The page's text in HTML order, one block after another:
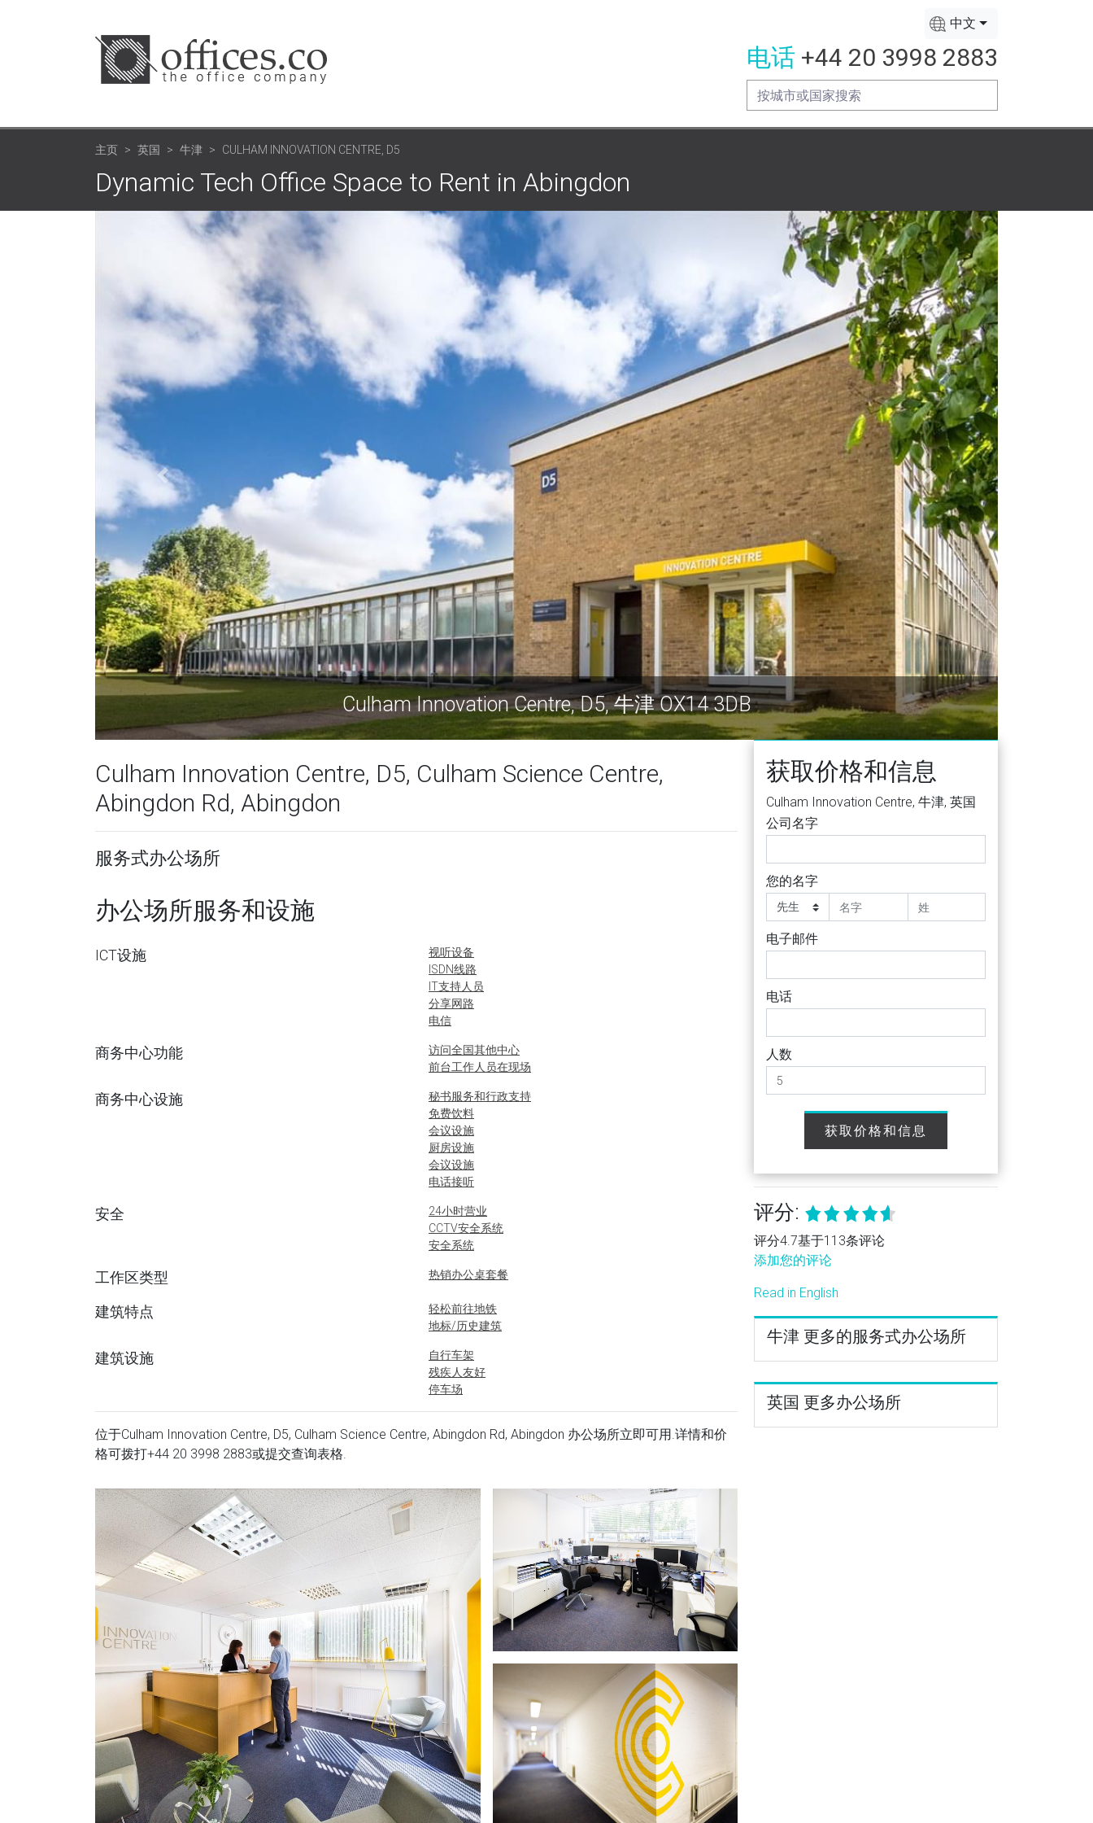
中文
电话 +44 20 3998 2883
主页 英国 牛津 CULHAM INNOVATION CENTRE, D5
Dynamic Tech Office Space to Rent in Abingdon
Culham Innovation Centre, D5, 牛津 OX14 3DB
Culham Innovation Centre, D5, Culham Science Centre,
Abingdon Rd, Abingdon
服务式办公场所
办公场所服务和设施
ICT设施
视听设备
ISDN线路
IT支持人员
分享网路
电信
商务中心功能
访问全国其他中心
前台工作人员在现场
商务中心设施
秘书服务和行政支持
免费饮料
会议设施
厨房设施
会议设施
电话接听
安全
24小时营业
CCTV安全系统
安全系统
工作区类型 热销办公桌套餐
建筑特点
轻松前往地铁
地标/历史建筑
建筑设施
自行车架
残疾人友好
停车场
位于Culham Innovation Centre, D5, Culham Science Centre, Abingdon Rd, Abingdon 办公场所立即可用.详情和价
格可拨打+44 20 3998 2883或提交查询表格.
获取价格和信息
Culham Innovation Centre, 牛津, 英国
公司名字
您的名字
电子邮件
电话
人数
获取价格和信息
评分:
评分4.7基于113条评论
添加您的评论
Read in English
牛津 更多的服务式办公场所
英国 更多办公场所